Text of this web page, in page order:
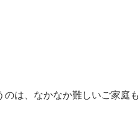
は、なかなか難しいご家庭